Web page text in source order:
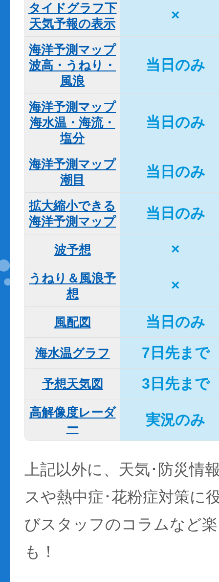
タイドグラフ下
天気予報の表示
×
海洋予測マップ
波高・うねり・
風浪
当日のみ
海洋予測マップ
海水温・海流・
塩分
当日のみ
海洋予測マップ
潮目
当日のみ
拡大縮小できる
海洋予測マップ
当日のみ
波予想 ×
うねり＆風浪予
想
×
風配図 当日のみ
海水温グラフ 7日先まで
予想天気図 3日先まで
高解像度レーダ
ー
実況のみ
上記以外に、天気･防災情
スや熱中症･花粉症対策に
びスタッフのコラムなど
も！